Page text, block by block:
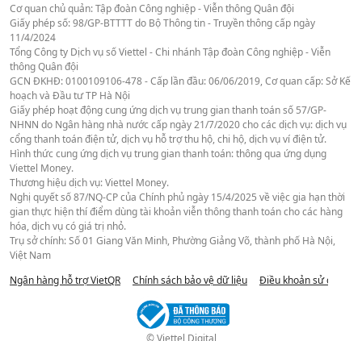
Cơ quan chủ quản: Tập đoàn Công nghiệp - Viễn thông Quân đội
Giấy phép số: 98/GP-BTTTT do Bộ Thông tin - Truyền thông cấp ngày
11/4/2024
Tổng Công ty Dịch vụ số Viettel - Chi nhánh Tập đoàn Công nghiệp - Viễn
thông Quân đội
GCN ĐKHĐ: 0100109106-478 - Cấp lần đầu: 06/06/2019, Cơ quan cấp: Sở Kế
hoạch và Đầu tư TP Hà Nội
Giấy phép hoạt động cung ứng dịch vụ trung gian thanh toán số 57/GP-
NHNN do Ngân hàng nhà nước cấp ngày 21/7/2020 cho các dịch vụ: dịch vụ
cổng thanh toán điện tử, dịch vụ hỗ trợ thu hộ, chi hộ, dịch vụ ví điện tử.
Hình thức cung ứng dịch vụ trung gian thanh toán: thông qua ứng dụng
Viettel Money.
Thương hiệu dịch vụ: Viettel Money.
Nghị quyết số 87/NQ-CP của Chính phủ ngày 15/4/2025 về việc gia hạn thời
gian thực hiện thí điểm dùng tài khoản viễn thông thanh toán cho các hàng
hóa, dịch vụ có giá trị nhỏ.
Trụ sở chính: Số 01 Giang Văn Minh, Phường Giảng Võ, thành phố Hà Nội,
Việt Nam
Ngân hàng hỗ trợ VietQR
Chính sách bảo vệ dữ liệu Điều khoản sử dụng
© Viettel Digital